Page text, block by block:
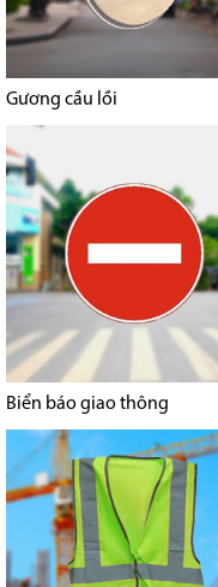
Gương cầu lồi
Biển báo giao thông